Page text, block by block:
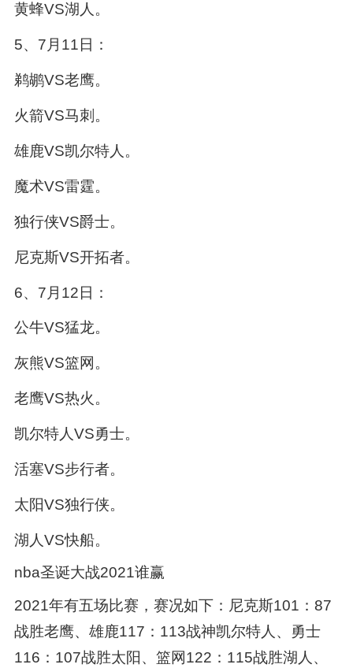
黄蜂VS湖人。
5、7月11日：
鹈鹕VS老鹰。
火箭VS马刺。
雄鹿VS凯尔特人。
魔术VS雷霆。
独行侠VS爵士。
尼克斯VS开拓者。
6、7月12日：
公牛VS猛龙。
灰熊VS篮网。
老鹰VS热火。
凯尔特人VS勇士。
活塞VS步行者。
太阳VS独行侠。
湖人VS快船。
nba圣诞大战2021谁赢
2021年有五场比赛，赛况如下：尼克斯101：87
战胜老鹰、雄鹿117：113战神凯尔特人、勇士
116：107战胜太阳、篮网122：115战胜湖人、